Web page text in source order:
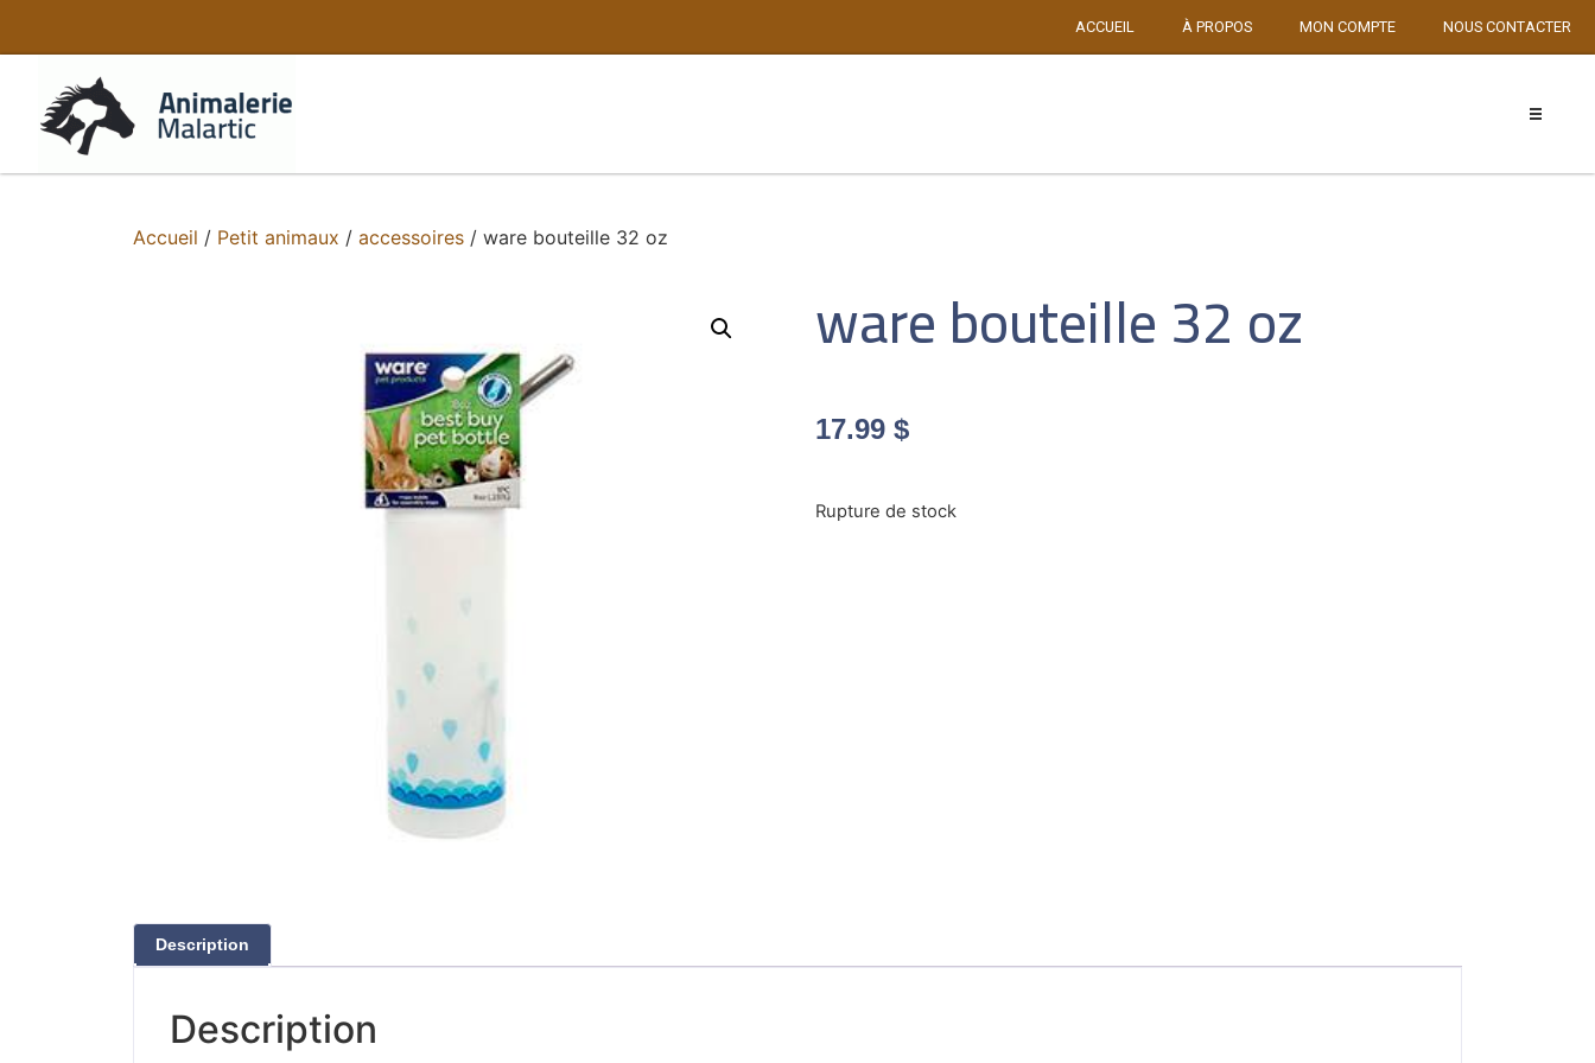
ACCUEIL À PROPOS MON COMPTE NOUS CONTACTER
Accueil / Petit animaux / accessoires / ware bouteille 32 oz
ware bouteille 32 oz
17.99 $
Rupture de stock
Description
Description